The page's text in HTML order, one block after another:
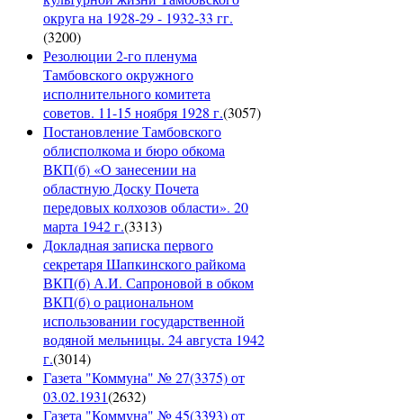
округа на 1928-29 - 1932-33 гг.
(3200)
Резолюции 2-го пленума
Тамбовского окружного
исполнительного комитета
советов. 11-15 ноября 1928 г.(3057)
Постановление Тамбовского
облисполкома и бюро обкома
ВКП(б) «О занесении на
областную Доску Почета
передовых колхозов области». 20
марта 1942 г.(3313)
Докладная записка первого
секретаря Шапкинского райкома
ВКП(б) А.И. Сапроновой в обком
ВКП(б) о рациональном
использовании государственной
водяной мельницы. 24 августа 1942
г.(3014)
Газета "Коммуна" № 27(3375) от
03.02.1931(2632)
Газета "Коммуна" № 45(3393) от